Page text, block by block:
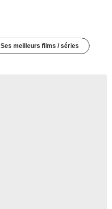
Ses meilleurs films / séries